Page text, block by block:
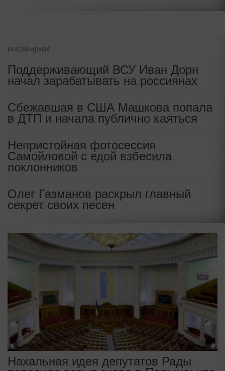
РЕКОМЕНДУЕМ
Поддерживающий ВСУ Иван Дорн
начал зарабатывать на россиянах
Сбежавшая в США Машкова попала
в ДТП и начала публично каяться
Непристойная фотосессия
Самойловой с едой взбесила
поклонников
Олег Газманов раскрыл главный
секрет своих песен
Нахальная идея депутатов Рады